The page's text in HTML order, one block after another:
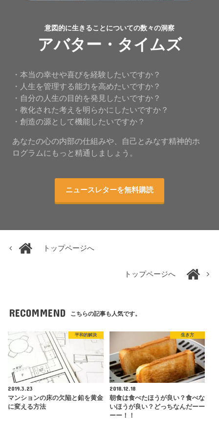
意図的に生きることについての数々の洞察
アバター・タイムズ
・本当の幸せや喜びを経験したいですか？
・人生を管理する能力を高めたいですか？
・自分の人生の目的を発見したいですか？
・教化された考えを明らかにしたいですか？
・創造の源として機能したいですか？
あなたの心の内部の仕組みや、自己とみなす精神的ホ
ログラムにもっと精通しましょう。
ニュースレターを無料購読
トップページへ
トップページへ
RECOMMEND こちらの記事も人気です。
平和的解決
2019.3.23
マンションの床の欠陥と鉛を黄金
に変える方法
生き方
2018.12.18
朝食は食べたほうが良い？食べな
いほうが良い？どっちなんだーー
ーー！！